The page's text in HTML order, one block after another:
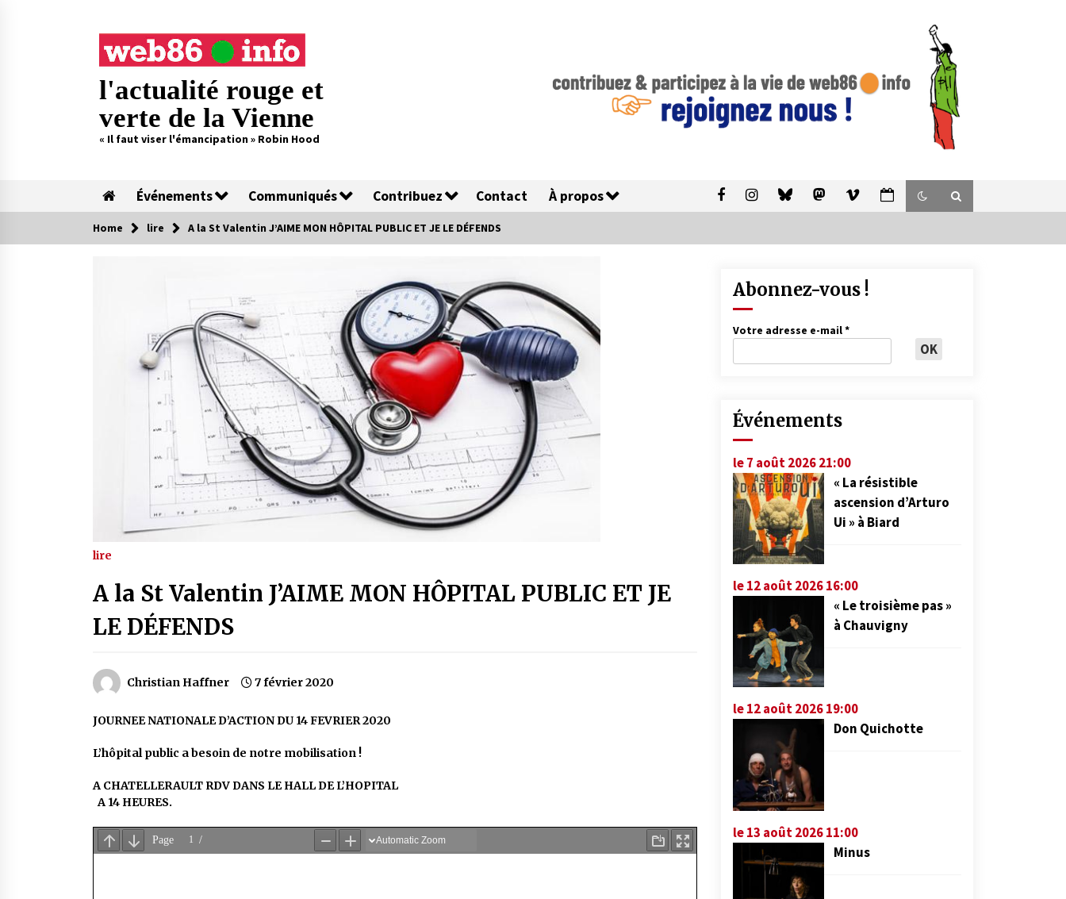
l'actualité rouge et
verte de la Vienne
« Il faut viser l'émancipation » Robin Hood
Événements Communiqués Contribuez Contact À propos
Home lire A la St Valentin J’AIME MON HÔPITAL PUBLIC ET JE LE DÉFENDS
lire
A la St Valentin J’AIME MON HÔPITAL PUBLIC ET JE
LE DÉFENDS
Christian Haffner 7 février 2020
JOURNEE NATIONALE D’ACTION DU 14 FEVRIER 2020
L’hôpital public a besoin de notre mobilisation !
A CHATELLERAULT RDV DANS LE HALL DE L’HOPITAL
A 14 HEURES.
Abonnez-vous !
Votre adresse e-mail*
Événements
le 7 août 2026 21:00
« La résistible
ascension d’Arturo
Ui » à Biard
le 12 août 2026 16:00
« Le troisième pas »
à Chauvigny
le 12 août 2026 19:00
Don Quichotte
le 13 août 2026 11:00
Minus